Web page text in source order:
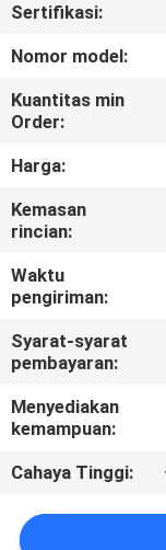
TENTANG
KAMI
TUR
PABRIK
KONTROL
KUALITAS
HUBUNGI
BERITA
KASUS
Sertifikasi:
Nomor model:
Kuantitas min
Order:
Harga:
Kemasan
rincian:
Waktu
pengiriman:
Syarat-syarat
pembayaran:
Menyediakan
kemampuan:
Cahaya Tinggi: